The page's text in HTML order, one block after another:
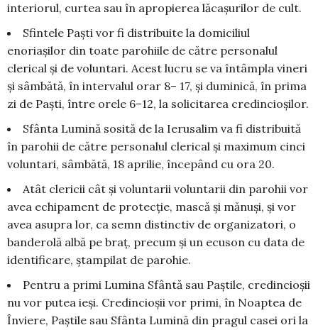
interiorul, curtea sau în apropierea lăcașurilor de cult.
Sfintele Paști vor fi distribuite la domiciliul
enoriașilor din toate parohiile de către personalul
clerical și de voluntari. Acest lucru se va întâmpla vineri
și sâmbătă, în intervalul orar 8– 17, și duminică, în prima
zi de Paști, între orele 6–12, la solicitarea credincioșilor.
Sfânta Lumină sosită de la Ierusalim va fi distribuită
în parohii de către personalul clerical și maximum cinci
voluntari, sâmbătă, 18 aprilie, începând cu ora 20.
Atât clericii cât și voluntarii voluntarii din parohii vor
avea echipament de protecție, mască și mănuși, și vor
avea asupra lor, ca semn distinctiv de organizatori, o
banderolă albă pe braț, precum și un ecuson cu data de
identificare, ștampilat de parohie.
Pentru a primi Lumina Sfântă sau Paștile, credincioșii
nu vor putea ieși. Credincioșii vor primi, în Noaptea de
Înviere, Paștile sau Sfânta Lumină din pragul casei ori la